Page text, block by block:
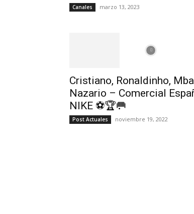
Canales marzo 13, 2023
Cristiano, Ronaldinho,
Nazario – Comercial
NIKE ⚽🏆🥅
Post Actuales noviembre 19, 2022